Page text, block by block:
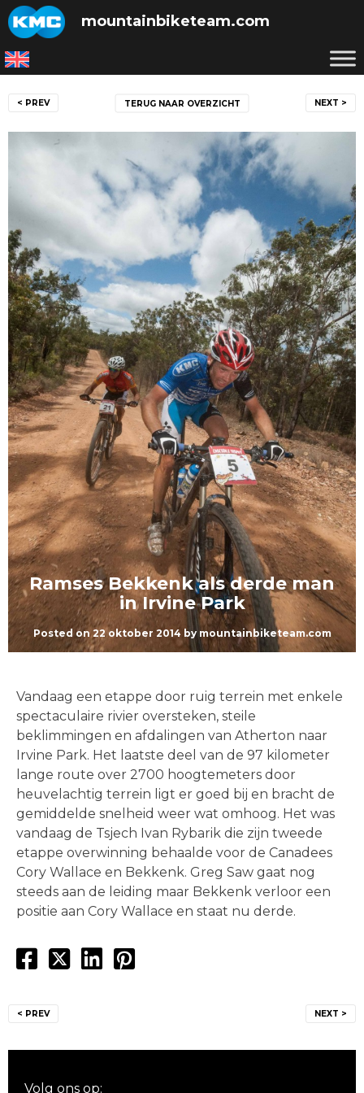
Skip
to
content
mountainbiketeam.com
navigatie
< PREV NEXT >
TERUG NAAR OVERZICHT
Ramses Bekkenk als derde man
in Irvine Park
Posted on22 oktober 2014 by mountainbiketeam.com
Vandaag een etappe door ruig terrein met enkele
spectaculaire rivier oversteken, steile
beklimmingen en afdalingen van Atherton naar
Irvine Park. Het laatste deel van de 97 kilometer
lange route over 2700 hoogtemeters door
heuvelachtig terrein ligt er goed bij en bracht de
gemiddelde snelheid weer wat omhoog. Het was
vandaag de Tsjech Ivan Rybarik die zijn tweede
etappe overwinning behaalde voor de Canadees
Cory Wallace en Bekkenk. Greg Saw gaat nog
steeds aan de leiding maar Bekkenk verloor een
positie aan Cory Wallace en staat nu derde.
navigatie
< PREV NEXT >
Volg ons op: